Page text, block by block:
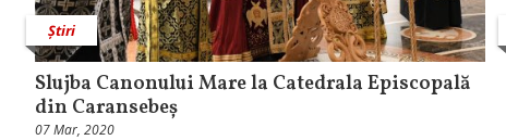
Știri
Slujba Canonului Mare la Catedrala Episcopală
din Caransebeș
07 Mar, 2020